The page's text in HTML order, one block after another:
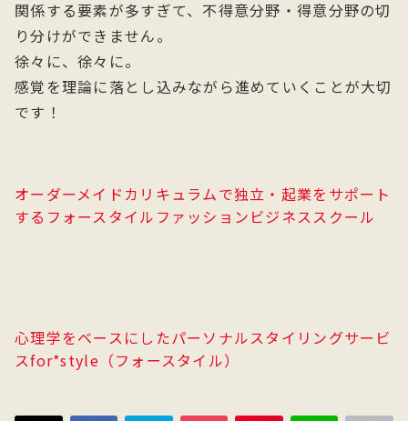
関係する要素が多すぎて、不得意分野・得意分野の切
り分けができません。
徐々に、徐々に。
感覚を理論に落とし込みながら進めていくことが大切
です！
オーダーメイドカリキュラムで独立・起業をサポート
するフォースタイルファッションビジネススクール
心理学をベースにしたパーソナルスタイリングサービ
スfor*style（フォースタイル）